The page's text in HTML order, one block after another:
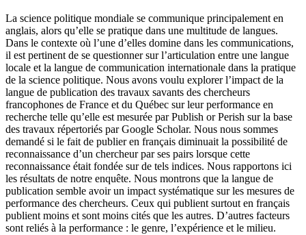
La science politique mondiale se communique principalement en
anglais, alors qu’elle se pratique dans une multitude de langues.
Dans le contexte où l’une d’elles domine dans les communications,
il est pertinent de se questionner sur l’articulation entre une langue
locale et la langue de communication internationale dans la pratique
de la science politique. Nous avons voulu explorer l’impact de la
langue de publication des travaux savants des chercheurs
francophones de France et du Québec sur leur performance en
recherche telle qu’elle est mesurée par Publish or Perish sur la base
des travaux répertoriés par Google Scholar. Nous nous sommes
demandé si le fait de publier en français diminuait la possibilité de
reconnaissance d’un chercheur par ses pairs lorsque cette
reconnaissance était fondée sur de tels indices. Nous rapportons ici
les résultats de notre enquête. Nous montrons que la langue de
publication semble avoir un impact systématique sur les mesures de
performance des chercheurs. Ceux qui publient surtout en français
publient moins et sont moins cités que les autres. D’autres facteurs
sont reliés à la performance : le genre, l’expérience et le milieu.